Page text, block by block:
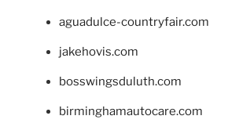
aguadulce-countryfair.com
jakehovis.com
bosswingsduluth.com
birminghamautocare.com